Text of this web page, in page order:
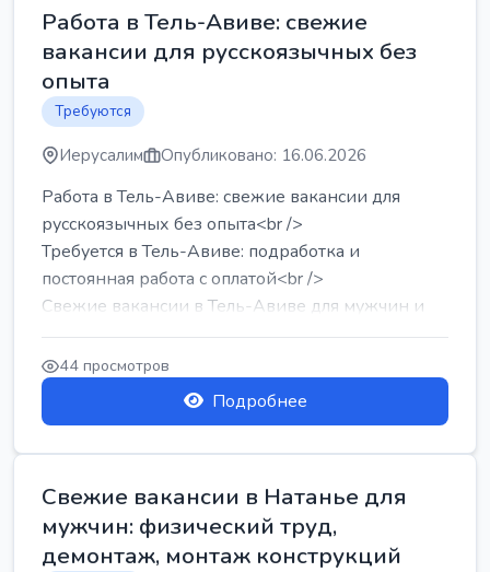
Работа в Тель-Авиве: свежие
вакансии для русскоязычных без
опыта
Требуются
Иерусалим Опубликовано: 16.06.2026
Работа в Тель-Авиве: свежие вакансии для
русскоязычных без опыта<br />
Требуется в Тель-Авиве: подработка и
постоянная работа с оплатой<br />
Свежие вакансии в Тель-Авиве для мужчин и
женщин от хозя...
44 просмотров
Подробнее
Свежие вакансии в Натанье для
мужчин: физический труд,
демонтаж, монтаж конструкций